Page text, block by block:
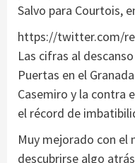
Salvo para Courtois,
https://twitter.com/
Las cifras al
Puertas en el
Casemiro y la contra
el récord de
Muy mejorado con el
descubrirse algo